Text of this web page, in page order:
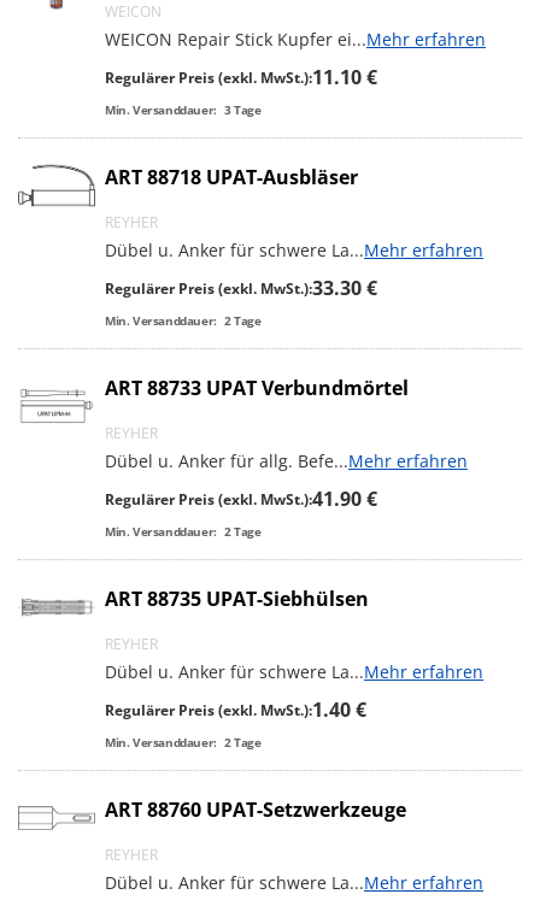
WEICON
WEICON Repair Stick Kupfer ei...Mehr erfahren
Regulärer Preis (exkl. MwSt.):11.10 €
Min. Versanddauer: 3Tage
ART 88718 UPAT-Ausbläser
REYHER
Dübel u. Anker für schwere La...Mehr erfahren
Regulärer Preis (exkl. MwSt.):33.30 €
Min. Versanddauer: 2Tage
ART 88733 UPAT Verbundmörtel
REYHER
Dübel u. Anker für allg. Befe...Mehr erfahren
Regulärer Preis (exkl. MwSt.):41.90 €
Min. Versanddauer: 2Tage
ART 88735 UPAT-Siebhülsen
REYHER
Dübel u. Anker für schwere La...Mehr erfahren
Regulärer Preis (exkl. MwSt.):1.40 €
Min. Versanddauer: 2Tage
ART 88760 UPAT-Setzwerkzeuge
REYHER
Dübel u. Anker für schwere La...Mehr erfahren